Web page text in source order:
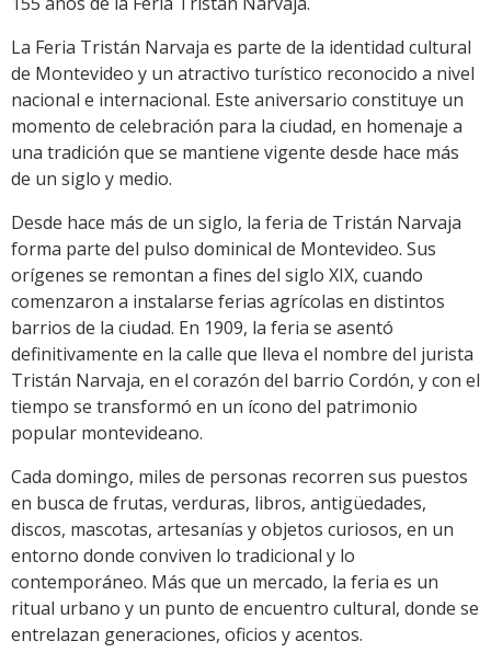
La Feria Tristán Narvaja es parte de la identidad cultural
de Montevideo y un atractivo turístico reconocido a nivel
nacional e internacional. Este aniversario constituye un
momento de celebración para la ciudad, en homenaje a
una tradición que se mantiene vigente desde hace más
de un siglo y medio.
Desde hace más de un siglo, la feria de Tristán Narvaja
forma parte del pulso dominical de Montevideo. Sus
orígenes se remontan a fines del siglo XIX, cuando
comenzaron a instalarse ferias agrícolas en distintos
barrios de la ciudad. En 1909, la feria se asentó
definitivamente en la calle que lleva el nombre del jurista
Tristán Narvaja, en el corazón del barrio Cordón, y con el
tiempo se transformó en un ícono del patrimonio
popular montevideano.
Cada domingo, miles de personas recorren sus puestos
en busca de frutas, verduras, libros, antigüedades,
discos, mascotas, artesanías y objetos curiosos, en un
entorno donde conviven lo tradicional y lo
contemporáneo. Más que un mercado, la feria es un
ritual urbano y un punto de encuentro cultural, donde se
entrelazan generaciones, oficios y acentos.